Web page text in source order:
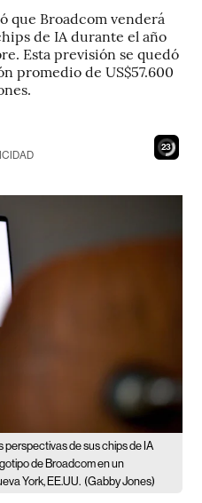
que Broadcom venderá
de IA durante el año
Esta previsión se quedó
promedio de US$57.600
21
perspectivas de sus chips de IA
de Broadcom en un
York, EE.UU. (Gabby Jones)